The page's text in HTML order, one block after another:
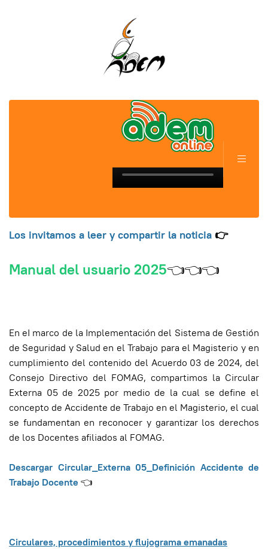
Los invitamos a leer y compartir la noticia 👉
Manual del usuario 2025👈👈👈
En eI marco de la Implementación del Sistema de Gestión
de Seguridad y Salud en el Trabajo para el Magisterio y en
cumplimiento del contenido del Acuerdo 03 de 2024, del
Consejo Directivo del FOMAG, compartimos la Circular
Externa 05 de 2025 por medio de la cual se define el
concepto de Accidente de Trabajo en el Magisterio, el cual
se fundamentan en reconocer y garantizar los derechos
de los Docentes afiliados al FOMAG.
Descargar Circular_Externa 05_Definición Accidente de
Trabajo Docente 👈
Circulares, procedimientos y flujograma emanadas